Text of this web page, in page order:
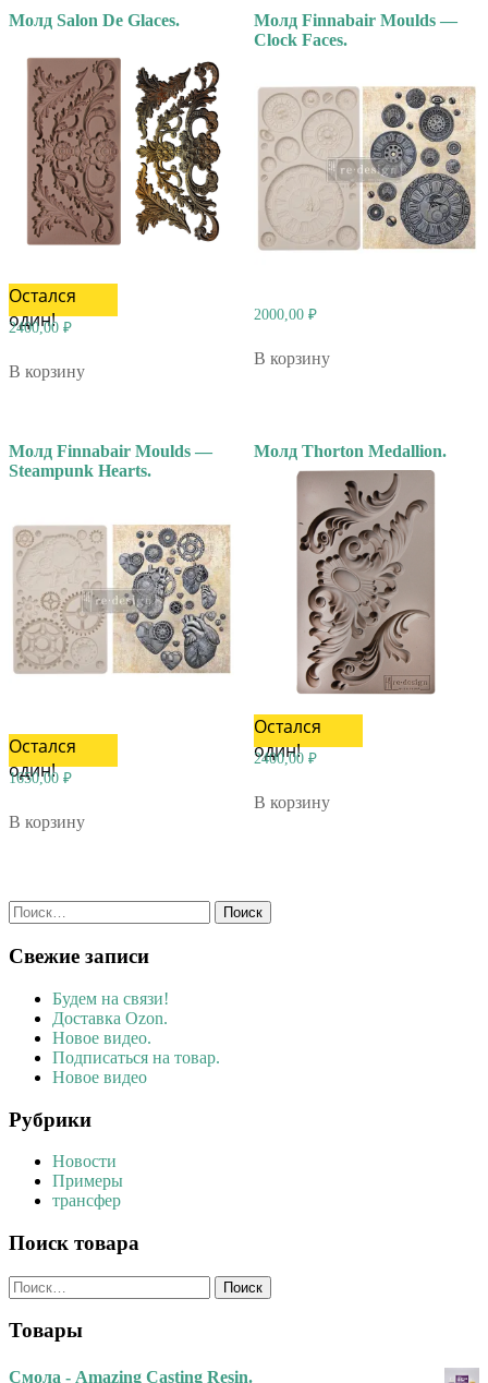
Молд Salon De Glaces.
Остался
один!
2400,00 ₽
В корзину
Молд Finnabair Moulds —
Clock Faces.
2000,00 ₽
В корзину
Молд Finnabair Moulds —
Steampunk Hearts.
Остался
один!
1650,00 ₽
В корзину
Молд Thorton Medallion.
Остался
один!
2400,00 ₽
В корзину
Найти:
Свежие записи
Будем на связи!
Доставка Ozon.
Новое видео.
Подписаться на товар.
Новое видео
Рубрики
Новости
Примеры
трансфер
Поиск товара
Найти:
Товары
Смола - Amazing Casting Resin.